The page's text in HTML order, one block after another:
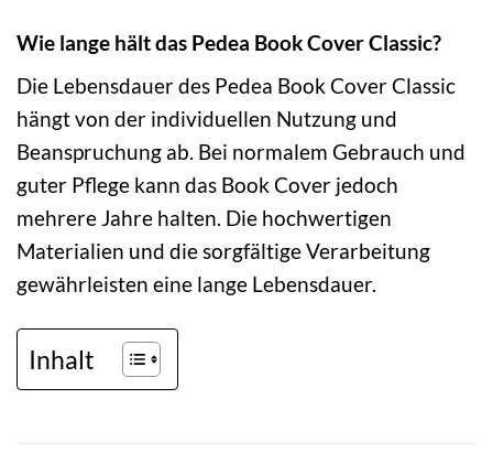
Wie lange hält das Pedea Book Cover Classic?
Die Lebensdauer des Pedea Book Cover Classic
hängt von der individuellen Nutzung und
Beanspruchung ab. Bei normalem Gebrauch und
guter Pflege kann das Book Cover jedoch
mehrere Jahre halten. Die hochwertigen
Materialien und die sorgfältige Verarbeitung
gewährleisten eine lange Lebensdauer.
Inhalt